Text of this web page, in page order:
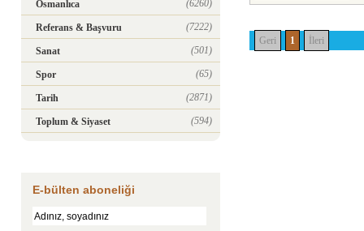
Osmanlıca (6260)
Referans & Başvuru (7222)
Sanat (501)
Spor (65)
Tarih (2871)
Toplum & Siyaset (594)
E-bülten aboneliği
Geri 1 İleri